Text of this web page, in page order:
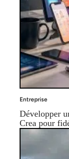
Entreprise
Développer
Crea pour